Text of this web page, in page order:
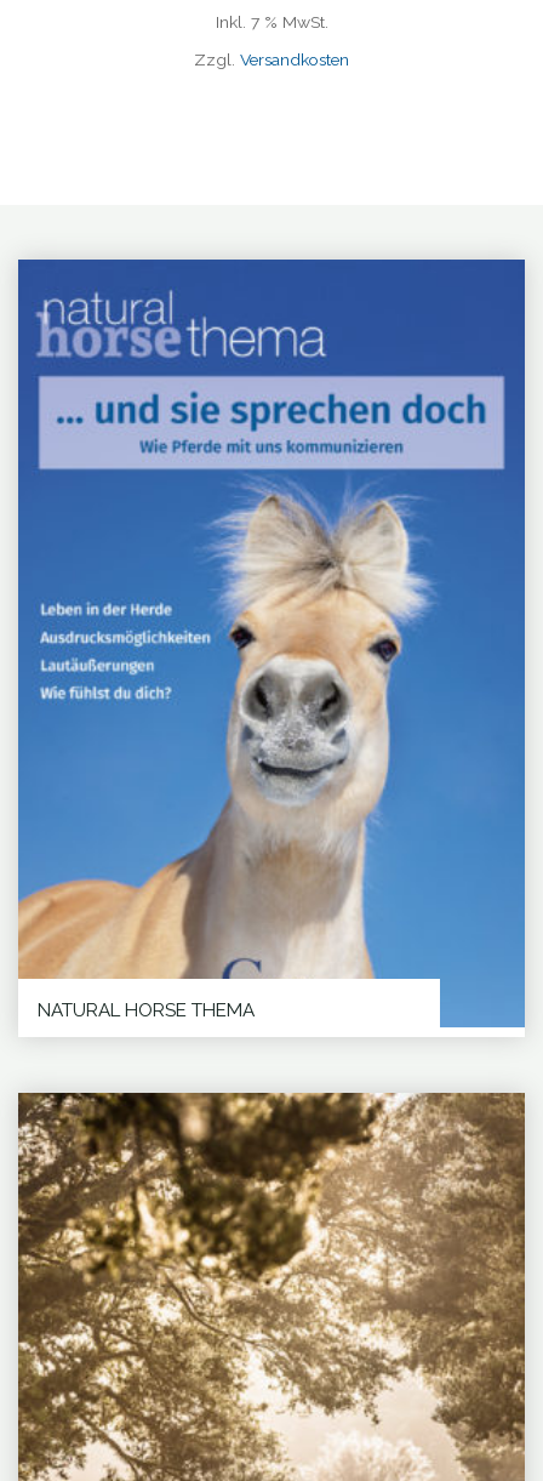
Inkl. 7 % MwSt.
Zzgl. Versandkosten
Horse
Thema
NATURAL HORSE THEMA
WEITERLESEN"NATURAL
HORSE
THEMA"
Wenn
Pferde
sterben…